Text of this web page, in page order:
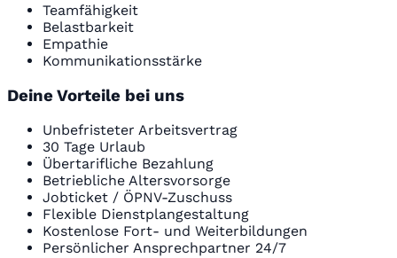
Teamfähigkeit
Belastbarkeit
Empathie
Kommunikationsstärke
Deine Vorteile bei uns
Unbefristeter Arbeitsvertrag
30 Tage Urlaub
Übertarifliche Bezahlung
Betriebliche Altersvorsorge
Jobticket / ÖPNV-Zuschuss
Flexible Dienstplangestaltung
Kostenlose Fort- und Weiterbildungen
Persönlicher Ansprechpartner 24/7